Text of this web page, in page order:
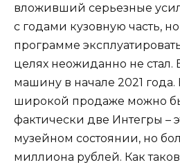
вложивший серьезные
с годами кузовную часть,
программе
целях неожиданно не стал.
машину в начале 2021 года.
широкой продаже можно
фактически две Интегры –
музейном состоянии, но
миллиона рублей. Как